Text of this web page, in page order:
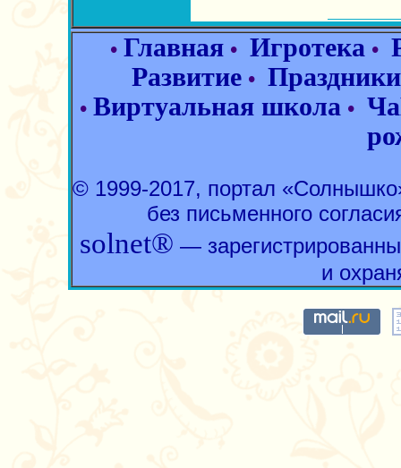
• Главная • Игротека •
Развитие• Праздники
• Виртуальная школа •
© 1999-2017, портал
без письменного
solnet® —
и